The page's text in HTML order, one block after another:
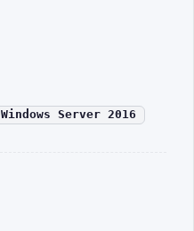
Windows Server 2016